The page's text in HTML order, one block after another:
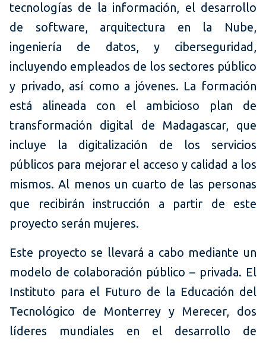
tecnologías de la información, el desarrollo
de software, arquitectura en la Nube,
ingeniería de datos, y ciberseguridad,
incluyendo empleados de los sectores público
y privado, así como a jóvenes. La formación
está alineada con el ambicioso plan de
transformación digital de Madagascar, que
incluye la digitalización de los servicios
públicos para mejorar el acceso y calidad a los
mismos. Al menos un cuarto de las personas
que recibirán instrucción a partir de este
proyecto serán mujeres.
Este proyecto se llevará a cabo mediante un
modelo de colaboración público – privada. El
Instituto para el Futuro de la Educación del
Tecnológico de Monterrey y Merecer, dos
líderes mundiales en el desarrollo de